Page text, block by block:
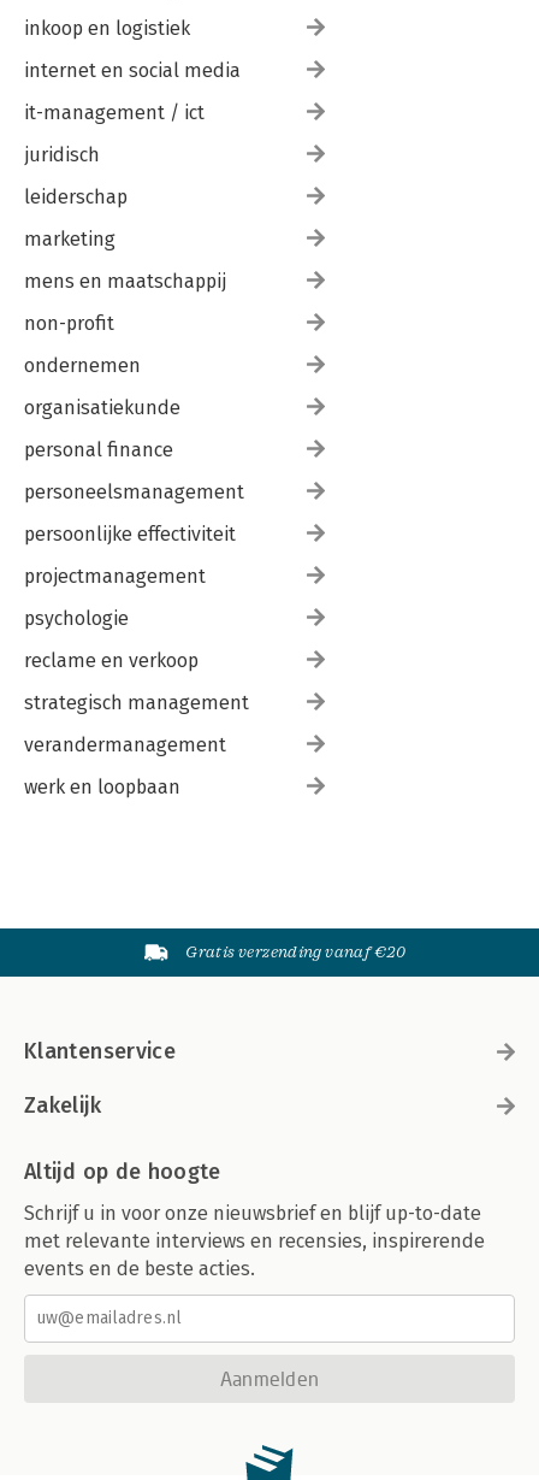
inkoop en logistiek
internet en social media
it-management / ict
juridisch
leiderschap
marketing
mens en maatschappij
non-profit
ondernemen
organisatiekunde
personal finance
personeelsmanagement
persoonlijke effectiviteit
projectmanagement
psychologie
reclame en verkoop
strategisch management
verandermanagement
werk en loopbaan
Gratis verzending vanaf €20
Klantenservice
Zakelijk
Altijd op de hoogte
Schrijf u in voor onze nieuwsbrief en blijf up-to-date
met relevante interviews en recensies, inspirerende
events en de beste acties.
Aanmelden